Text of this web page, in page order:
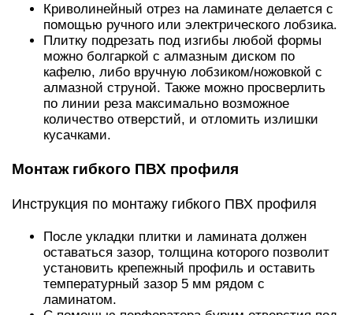
Криволинейный отрез на ламинате делается с
помощью ручного или электрического лобзика.
Плитку подрезать под изгибы любой формы
можно болгаркой с алмазным диском по
кафелю, либо вручную лобзиком/ножовкой с
алмазной струной. Также можно просверлить
по линии реза максимально возможное
количество отверстий, и отломить излишки
кусачками.
Монтаж гибкого ПВХ профиля
Инструкция по монтажу гибкого ПВХ профиля
После укладки плитки и ламината должен
оставаться зазор, толщина которого позволит
установить крепежный профиль и оставить
температурный зазор 5 мм рядом с
ламинатом.